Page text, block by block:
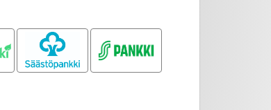
Säästöpankki S-pankki